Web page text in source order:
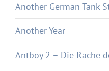
Another German Tank
Another Year
Antboy 2 – Die Rache